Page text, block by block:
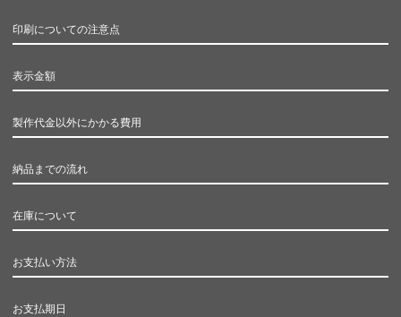
印刷についての注意点
表示金額
製作代金以外にかかる費用
納品までの流れ
在庫について
お支払い方法
お支払期日